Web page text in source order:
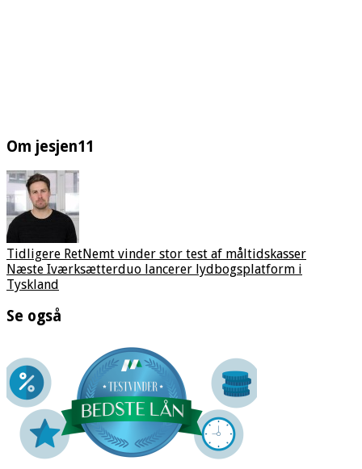
Om jesjen11
Tidligere RetNemt vinder stor test af måltidskasser
Næste Iværksætterduo lancerer lydbogsplatform i
Tyskland
Se også